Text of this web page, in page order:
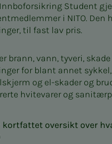
Innboforsikring Student
i NITO. Den
til fast lav pris.
brann, vann, tyveri,
for blant annet
og el-skader og
hvitevarer og
kortfattet oversikt over